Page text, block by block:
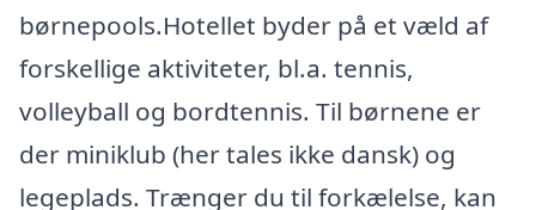
børnepools.Hotellet byder på et væld af
forskellige aktiviteter, bl.a. tennis,
volleyball og bordtennis. Til børnene er
der miniklub (her tales ikke dansk) og
legeplads. Trænger du til forkælelse, kan